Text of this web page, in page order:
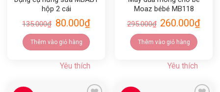
hộp 2 cái
135.000₫ 80.000₫
Thêm vào giỏ hàng
Yêu thích
Moaz bébé MB118
295.000₫ 260.000₫
Thêm vào giỏ hàng
Yêu thích